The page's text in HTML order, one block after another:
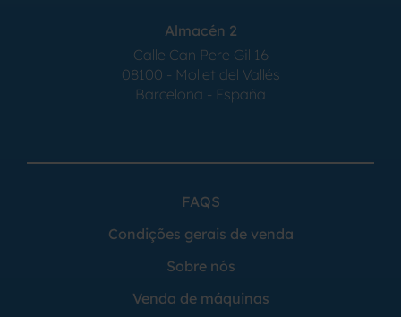
Almacén 2
Calle Can Pere Gil 16
08100 - Mollet del Vallés
Barcelona - España
FAQS
Condições gerais de venda
Sobre nós
Venda de máquinas